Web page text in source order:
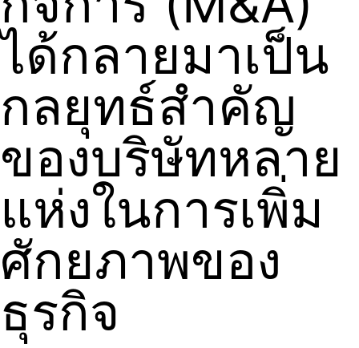
ได้กลายมาเป็น
กลยุทธ์สำคัญ
ของบริษัทหลาย
แห่งในการเพิ่ม
ศักยภาพของ
ธุรกิจ